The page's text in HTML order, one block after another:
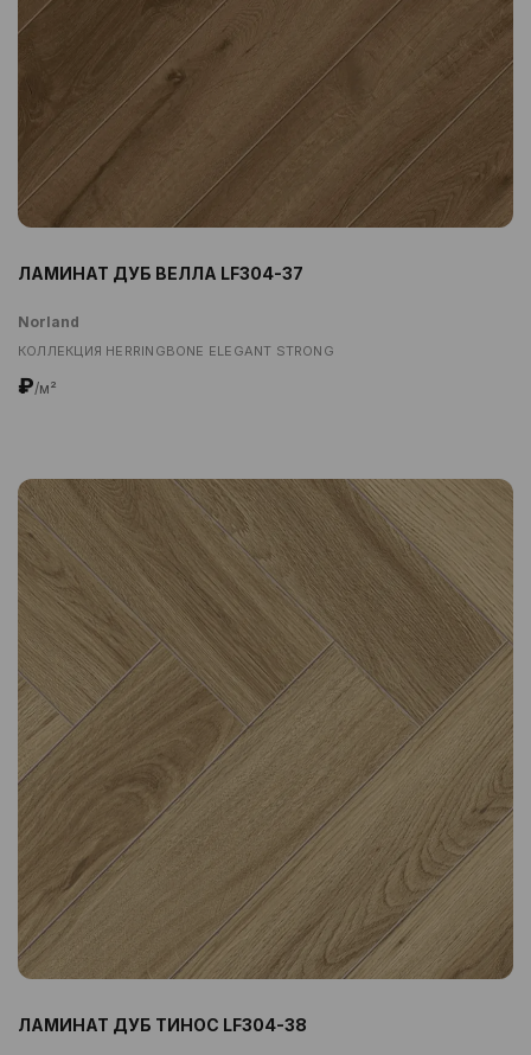
ЛАМИНАТ ДУБ ВЕЛЛА LF304-37
Norland
КОЛЛЕКЦИЯ HERRINGBONE ELEGANT STRONG
₽/м²
ЛАМИНАТ ДУБ ТИНОС LF304-38